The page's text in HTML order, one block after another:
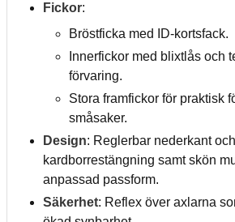
Fickor:
Bröstficka med ID-kortsfack.
Innerfickor med blixtlås och
förvaring.
Stora framfickor för praktisk
småsaker.
Design: Reglerbar nederkant
kardborrestängning samt skön
anpassad passform.
Säkerhet: Reflex över axlarna